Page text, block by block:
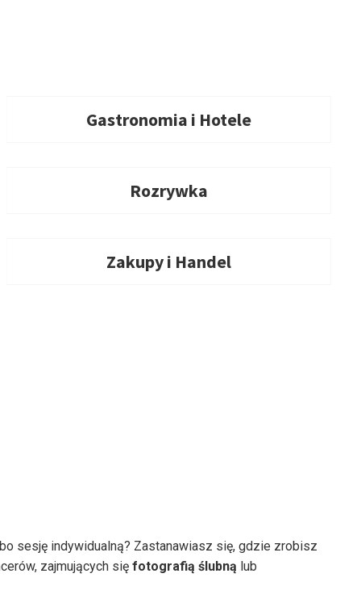
Gastronomia i Hotele
Rozrywka
Zakupy i Handel
sesję indywidualną? Zastanawiasz się, gdzie zrobisz
zajmujących się fotografią ślubną lub